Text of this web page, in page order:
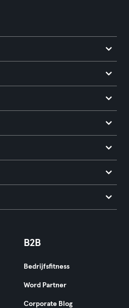
B2B
Bedrijfsfitness
Word Partner
Corporate Blog